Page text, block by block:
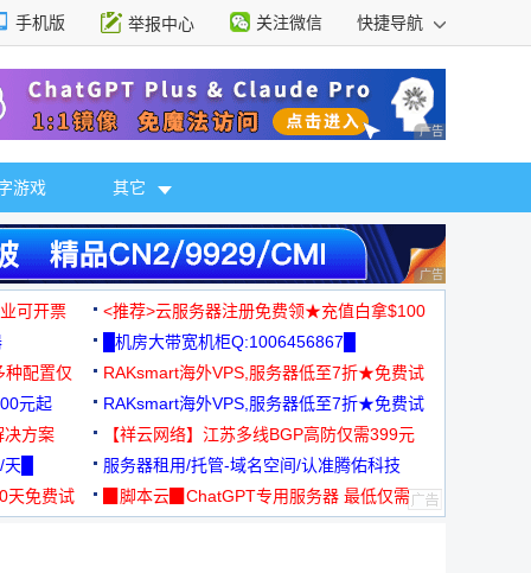
手机版 举报中心 关注微信 快捷导航
广告 商业广告，理
游戏 其它
广告 商业广告，理
可开票
<推荐>云服务器注册免费领★充值白拿$100
█机房大带宽机柜Q:1006456867█
种配置仅
RAKsmart海外VPS,服务器低至7折★免费试
用★
元起
RAKsmart海外VPS,服务器低至7折★免费试
用★
决方案
【祥云网络】江苏多线BGP高防仅需399元
█
服务器租用/托管-域名空间/认准腾佑科技
免费试
▉脚本云▉ChatGPT专用服务器 最低仅需